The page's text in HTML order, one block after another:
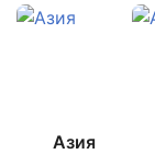
Азия